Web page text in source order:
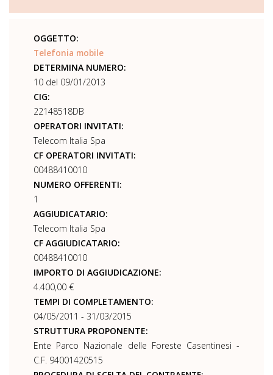
OGGETTO:
Telefonia mobile
DETERMINA NUMERO:
10 del 09/01/2013
CIG:
22148518DB
OPERATORI INVITATI:
Telecom Italia Spa
CF OPERATORI INVITATI:
00488410010
NUMERO OFFERENTI:
1
AGGIUDICATARIO:
Telecom Italia Spa
CF AGGIUDICATARIO:
00488410010
IMPORTO DI AGGIUDICAZIONE:
4.400,00 €
TEMPI DI COMPLETAMENTO:
04/05/2011 - 31/03/2015
STRUTTURA PROPONENTE:
Ente Parco Nazionale delle Foreste Casentinesi -
C.F. 94001420515